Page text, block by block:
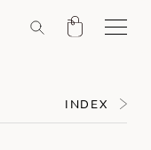
INDEX